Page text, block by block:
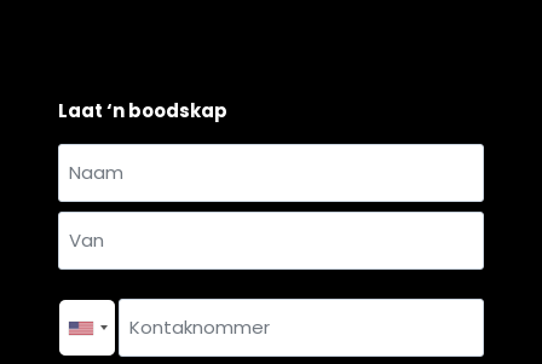
Laat ‘n boodskap
Naam
Kontaknommer